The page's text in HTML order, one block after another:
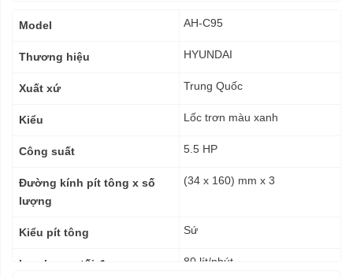
kỹ
Model AH-C95
Thương hiệu HYUNDAI
Xuất xứ Trung Quốc
Kiểu Lốc trơn màu xanh
Công suất 5.5 HP
Đường kính pít tông x số
lượng
(34 x 160) mm x 3
Kiểu pít tông Sứ
Lưu lượng tối đa 80 lít/phút